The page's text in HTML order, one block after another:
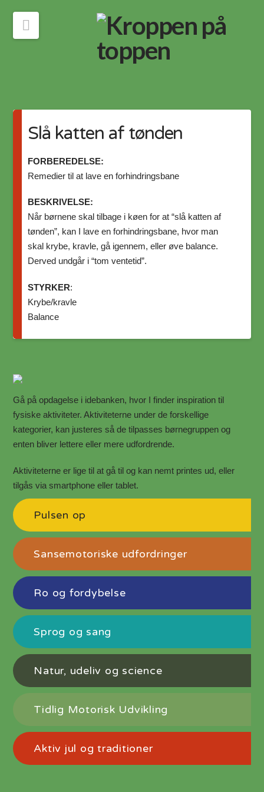
Slå katten af tønden
FORBEREDELSE:
Remedier til at lave en forhindringsbane
BESKRIVELSE:
Når børnene skal tilbage i køen for at “slå katten af
tønden”, kan I lave en forhindringsbane, hvor man
skal krybe, kravle, gå igennem, eller øve balance.
Derved undgår i “tom ventetid”.
STYRKER:
Krybe/kravle
Balance
Gå på opdagelse i idebanken, hvor I finder inspiration til
fysiske aktiviteter.Aktiviteterne under de forskellige
kategorier, kan justeres så de tilpasses børnegruppen og
enten bliver lettere eller mere udfordrende.
Aktiviteterne er lige til at gå til og kan nemt printes ud, eller
tilgås via smartphone eller tablet.
Pulsen op
Sansemotoriske udfordringer
Ro og fordybelse
Sprog og sang
Natur, udeliv og science
Tidlig Motorisk Udvikling
Aktiv jul og traditioner